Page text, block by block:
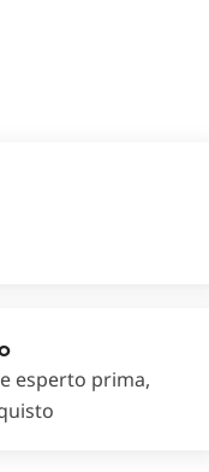
esperto prima,